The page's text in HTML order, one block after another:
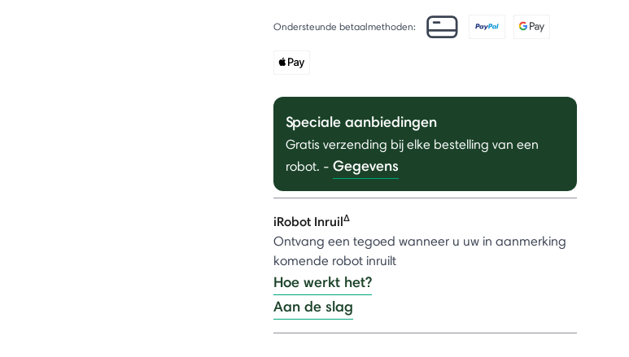
Ondersteunde betaalmethoden:
Speciale aanbiedingen
Gratis verzending bij elke bestelling van een
robot. - Gegevens
iRobot InruilΔ
Ontvang een tegoed wanneer u uw in aanmerking
komende robot inruilt
Hoe werkt het?
Aan de slag